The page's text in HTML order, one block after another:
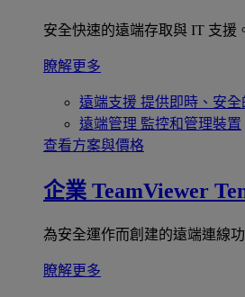
安全快速的遠端存取與 IT 支援
瞭解更多
遠端支援 提供即時、安全
遠端管理 監控和管理裝置
查看方案與價格
企業 TeamViewer
為安全運作而創建的遠端連線功
瞭解更多